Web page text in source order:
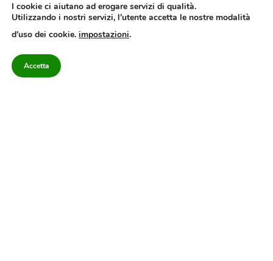
10/9/2012. Iscritto nel Registro Operatori di Comunicazione al n.7671
Avellino – Cap.Soc. 20.000 € – REA 187346 – PI/CF. Reg. naz. stampa 10218/99
I cookie ci aiutano ad erogare servizi di qualità.
Utilizzando i nostri servizi, l'utente accetta le nostre modalità
d'uso dei cookie. impostazioni.
Accetta